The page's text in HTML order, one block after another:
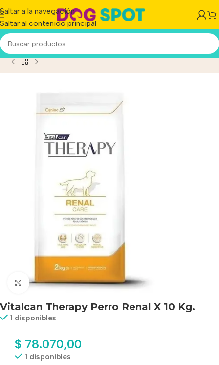
Saltar a la navegación
Saltar al contenido principal
Inicio/ Producto/
Haga clic para ampliar
Vitalcan Therapy Perro Renal X 10 Kg.
1 disponibles
$ 78.070,00
1 disponibles